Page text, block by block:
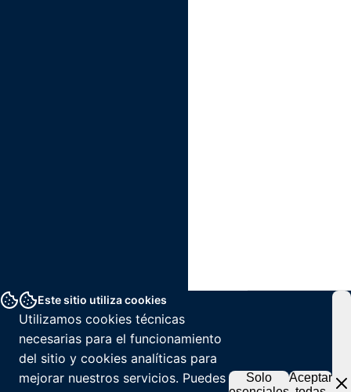
Este sitio utiliza cookies
Utilizamos cookies técnicas
necesarias para el funcionamiento
del sitio y cookies analíticas para
mejorar nuestros servicios. Puedes
Solo
Aceptar